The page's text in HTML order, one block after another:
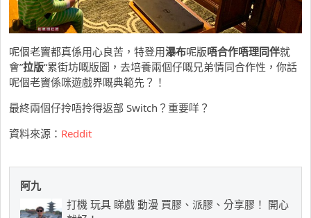
呢個老竇都真係用心良苦，特登用瀑布呢版唔合作唔理同伴就
會”拉版“累街坊嘅版圖，去培養兩個仔嘅兄弟情同合作性，你話
呢個老竇係咪遊戲界嘅典範先？！
最終兩個仔拎唔拎得返部 Switch？重要咩？
資料來源： Reddit
阿九
打機 玩具 睇戲 動漫 買膠、派膠、分享膠！ 開心